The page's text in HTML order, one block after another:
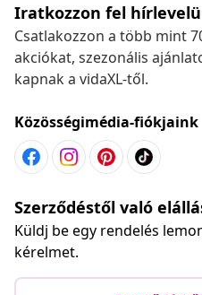
Iratkozzon fel
Csatlakozzon a több mint
akciókat, szezonális
kapnak a vidaXL-től.
Közösségimédia-fiókjaink
Szerződéstől való
Küldj be egy rendelés
kérelmet.